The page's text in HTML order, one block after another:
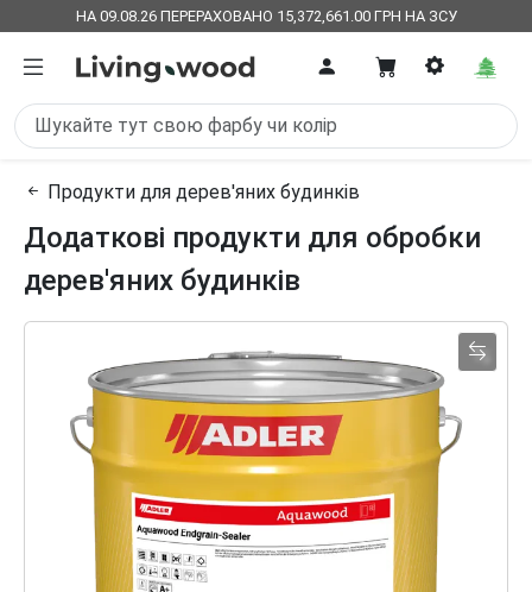
НА 09.08.26 ПЕРЕРАХОВАНО 15,372,661.00 ГРН НА ЗСУ
Продукти для дерев'яних будинків
Додаткові продукти для обробки
дерев'яних будинків